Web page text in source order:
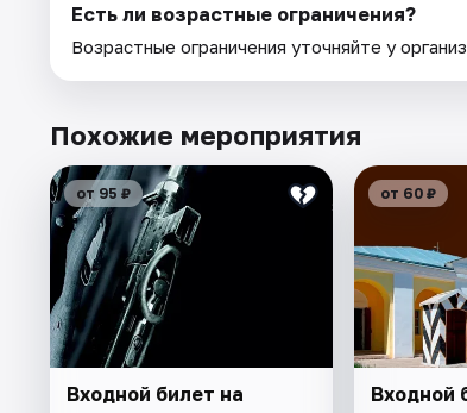
Есть ли возрастные ограничения?
Возрастные ограничения уточняйте у
Похожие мероприятия
от 95 ₽
Входной билет на
от 60 ₽
Входной